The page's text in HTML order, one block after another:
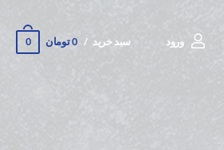
ورود سبد خرید 0 تومان 0